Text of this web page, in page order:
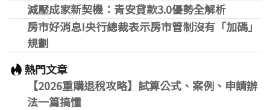
減壓成家新契機：青安貸款3.0優勢全解析
房市好消息!央行總裁表示房市管制沒有「加碼」
規劃
熱門文章
【2026重購退稅攻略】試算公式、案例、申請辦
法一篇搞懂